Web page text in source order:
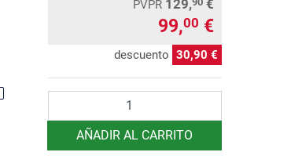
PVPR 129, €
99,00 €
descuento 30,90 €
AÑADIR AL CARRITO